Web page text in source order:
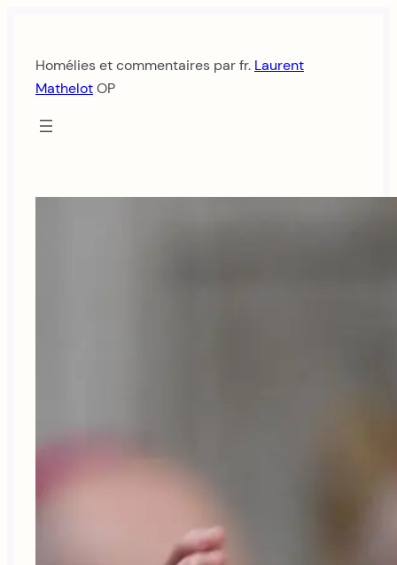
contenu
Homélies et commentaires par fr. Laurent
MathelotOP